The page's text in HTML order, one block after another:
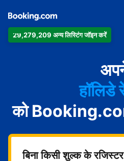
29,279,209 अन्य लिस्टिंग जॉइन करें
हॉलिडे
गेस्ट
बेड एंड
को
बिना किसी शुल्क के